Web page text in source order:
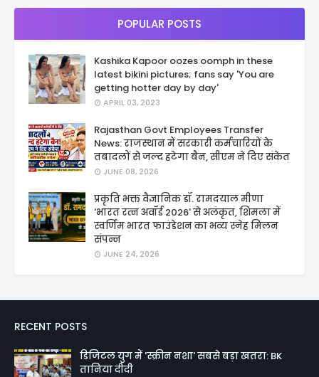
POPULAR POSTS
Kashika Kapoor oozes oomph in these
latest bikini pictures; fans say 'You are
getting hotter day by day'
APRIL 03, 2023
Rajasthan Govt Employees Transfer
News: राजस्थान में सरकारी कर्मचारियों के
तबादलों से जल्द हटेगा बैन, सीएम ने दिए संकेत
JUNE 08, 2026
प्रकृति भक्त वैज्ञानिक डॉ. रामदयाल मीणा
'भारत रत्न अवॉर्ड 2026' से अलंकृत, शिमला में
स्वर्णिम भारत फाउंडेशन का भव्य स्नेह मिलन
संपन्न
JUNE 24, 2026
RECENT POSTS
डिजिटल युग में 'स्क्रीन नशा' सबसे बड़ा खतरा: BK
तानिया दीदी